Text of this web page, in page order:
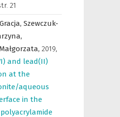
21
Szewczuk-
2019,
and lead(II)
at the
aqueous
in the